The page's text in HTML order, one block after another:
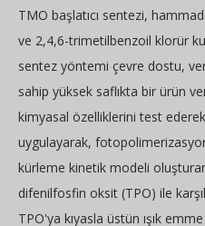
TMO başlatıcı sentezi,
ve 2,4,6-trimetilbenzoil klorür
sentez yöntemi çevre dostu,
sahip yüksek saflıkta bir ürün
kimyasal özelliklerini test
uygulayarak,
kürleme kinetik modeli
difenilfosfin oksit (TPO) ile
TPO'ya kıyasla üstün ışık